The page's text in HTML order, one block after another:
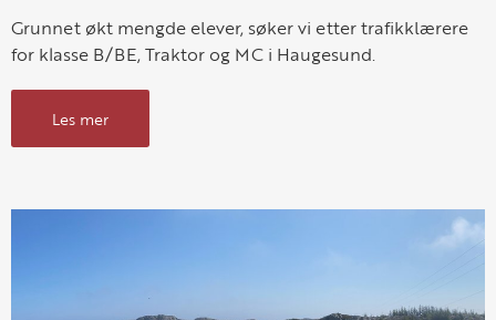
Grunnet økt mengde elever, søker vi etter trafikklærere
for klasse B/BE, Traktor og MC i Haugesund.
Les mer